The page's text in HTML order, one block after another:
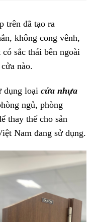
trên đã tạo ra
không cong vênh,
sắc thái bên ngoài
nào.
dụng loại cửa nhựa
ngủ, phòng
thay thế cho sản
Nam đang sử dụng.